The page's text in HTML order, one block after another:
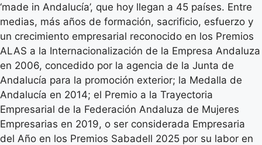
‘made in Andalucía’, que hoy llegan a 45 países. Entre
medias, más años de formación, sacrificio, esfuerzo y
un crecimiento empresarial reconocido en los Premios
ALAS a la Internacionalización de la Empresa Andaluza
en 2006, concedido por la agencia de la Junta de
Andalucía para la promoción exterior; la Medalla de
Andalucía en 2014; el Premio a la Trayectoria
Empresarial de la Federación Andaluza de Mujeres
Empresarias en 2019, o ser considerada Empresaria
del Año en los Premios Sabadell 2025 por su labor en